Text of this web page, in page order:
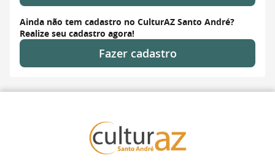
Ainda não tem cadastro no CulturAZ Santo André?
Realize seu cadastro agora!
Fazer cadastro